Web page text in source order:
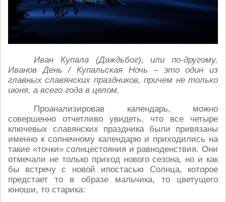
Иван Купала (Даждьбог), или по-другому,
Иванов День / Купальская Ночь – это один из
главных славянских праздников, причем не только
июня, а всего года в целом.
Проанализировав календарь, можно
совершенно отчетливо увидеть, что все четыре
ключевых славянских праздника были привязаны
именно к солнечному календарю и приходились на
такие «точки» солнцестояния и равноденствия. Они
отмечали не только приход нового сезона, но и как
бы встречу с новой ипостасью Солнца, которое
предстает то в образе мальчика, то цветущего
юноши, то старика: